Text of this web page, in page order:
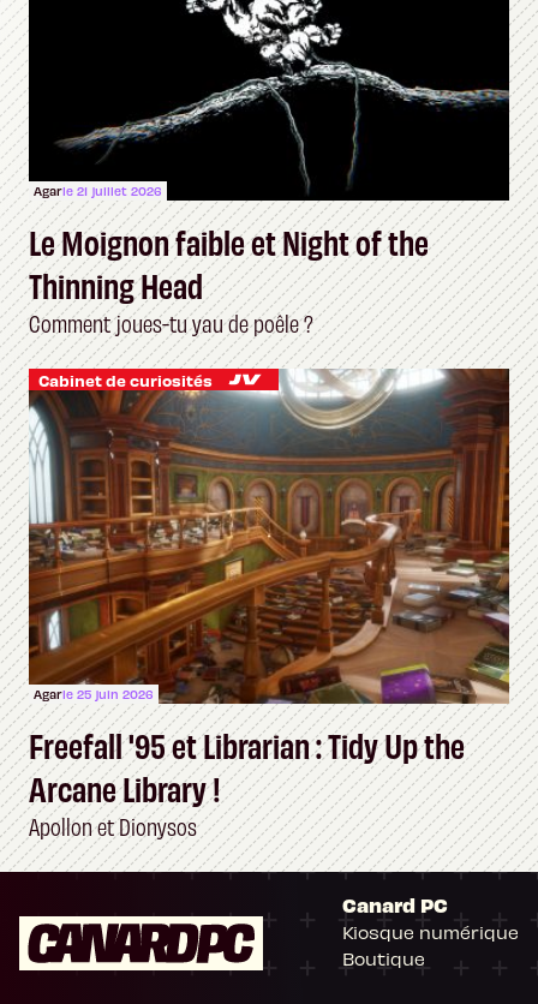
Agarle 21 juillet 2026
Le Moignon faible et Night of the
Thinning Head
Comment joues-tu yau de poêle ?
Cabinet de curiosités
Agarle 25 juin 2026
Freefall '95 et Librarian : Tidy Up the
Arcane Library !
Apollon et Dionysos
Canard PC
Kiosque numérique
Boutique